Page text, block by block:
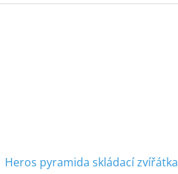
Heros pyramida skládací zvířátka